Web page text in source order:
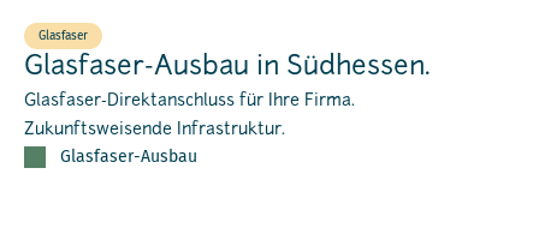
Glasfaser
Glasfaser-Ausbau in Südhessen.
Glasfaser-Direktanschluss für Ihre Firma.
Zukunftsweisende Infrastruktur.​
Glasfaser-Ausbau